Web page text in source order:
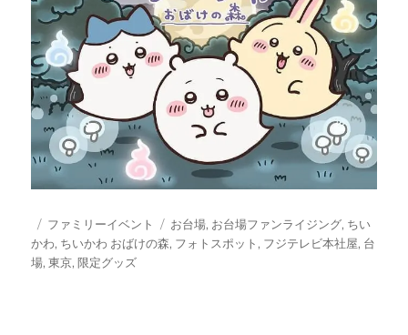
投
稿
日:
カ
テ
ゴ
ファミリーイベント
タ
グ
お台場, お台場ファンライジング, ちい
かわ, ちいかわ おばけの森, フォトスポット, フジテレビ本社屋, 台
場,東京,限定グッズ